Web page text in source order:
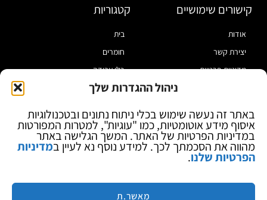
ניהול ההגדרות שלך
באתר זה נעשה שימוש בכלי ניתוח נתונים ובטכנולוגיות
איסוף מידע אוטומטיות, כמו "עוגיות", למטרות המפורטות
במדיניות הפרטיות של האתר. המשך הגלישה באתר
מהווה את הסכמתך לכך. למידע נוסף נא לעיין במדיניות
הפרטיות שלנו.
מאשר.ת
קישורים שימושיים
אודות
יצירת קשר
מדיניות פרטיות
בלוג
קטגוריות
בית
חומרים
כלי עבודה
מוצרי הלחמה
ספקי כח ומודדים
ציוד אופטי להגדלה
מותגים